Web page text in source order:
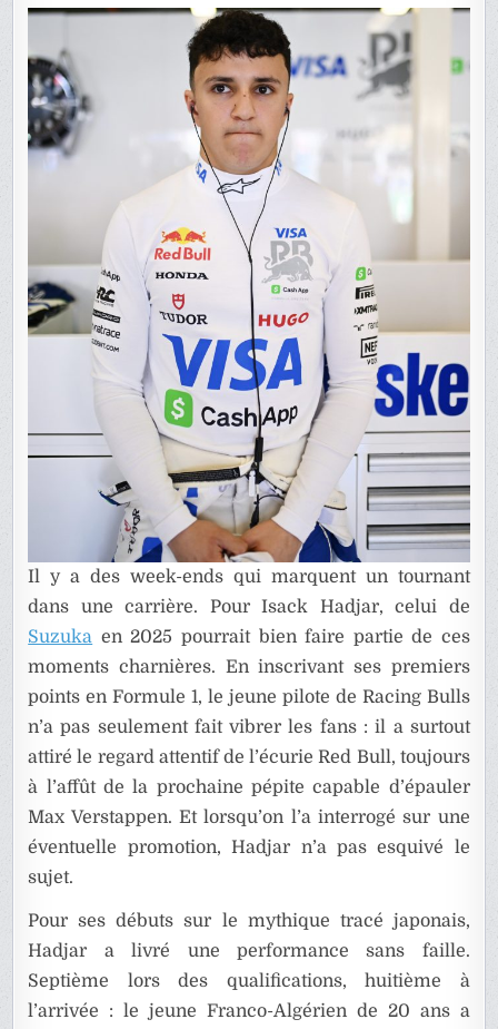
Il y a des week-ends qui marquent un tournant
dans une carrière. Pour Isack Hadjar, celui de
Suzuka en 2025 pourrait bien faire partie de ces
moments charnières. En inscrivant ses premiers
points en Formule 1, le jeune pilote de Racing Bulls
n’a pas seulement fait vibrer les fans : il a surtout
attiré le regard attentif de l’écurie Red Bull, toujours
à l’affût de la prochaine pépite capable d’épauler
Max Verstappen. Et lorsqu’on l’a interrogé sur une
éventuelle promotion, Hadjar n’a pas esquivé le
sujet.
Pour ses débuts sur le mythique tracé japonais,
Hadjar a livré une performance sans faille.
Septième lors des qualifications, huitième à
l’arrivée : le jeune Franco-Algérien de 20 ans a